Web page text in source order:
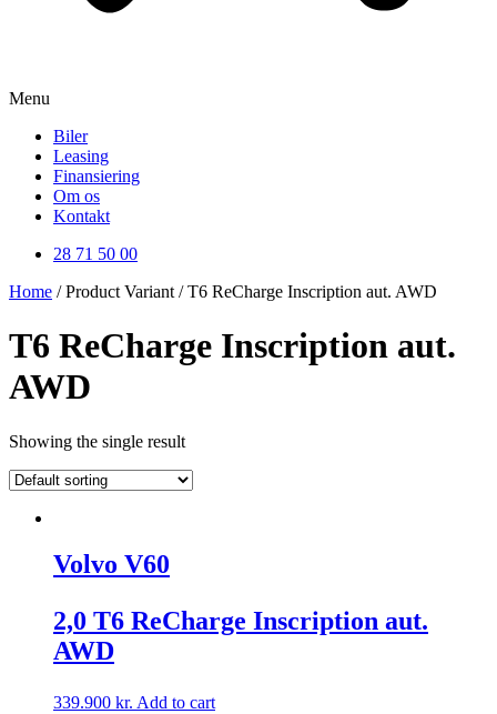
Menu
Biler
Leasing
Finansiering
Om os
Kontakt
28 71 50 00
Home / Product Variant / T6 ReCharge Inscription aut. AWD
T6 ReCharge Inscription aut.
AWD
Showing the single result
Volvo V60
2,0 T6 ReCharge Inscription aut.
AWD
339.900 kr. Add to cart